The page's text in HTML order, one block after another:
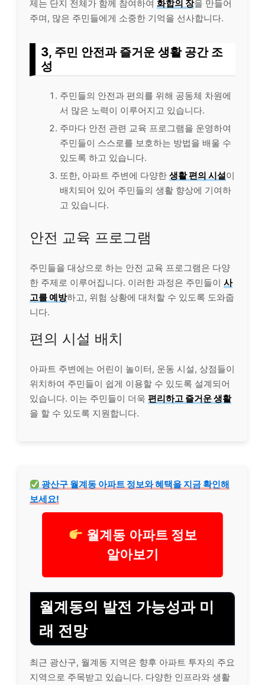
제는 단지 전체가 함께 참여하여 화합의 장을 만들어
주며, 많은 주민들에게 소중한 기억을 선사합니다.
3, 주민 안전과 즐거운 생활 공간 조
성
주민들의 안전과 편의를 위해 공동체 차원에
서 많은 노력이 이루어지고 있습니다.
주마다 안전 관련 교육 프로그램을 운영하여
주민들이 스스로를 보호하는 방법을 배울 수
있도록 하고 있습니다.
또한, 아파트 주변에 다양한 생활 편의 시설이
배치되어 있어 주민들의 생활 향상에 기여하
고 있습니다.
안전 교육 프로그램
주민들을 대상으로 하는 안전 교육 프로그램은 다양
한 주제로 이루어집니다. 이러한 과정은 주민들이 사
고를 예방하고, 위험 상황에 대처할 수 있도록 도와줍
니다.
편의 시설 배치
아파트 주변에는 어린이 놀이터, 운동 시설, 상점들이
위치하여 주민들이 쉽게 이용할 수 있도록 설계되어
있습니다. 이는 주민들이 더욱 편리하고 즐거운 생활
을 할 수 있도록 지원합니다.
광산구 월계동 아파트 정보와 혜택을 지금 확인해
보세요!
월계동 아파트 정보
알아보기
월계동의 발전 가능성과 미
래 전망
최근 광산구, 월계동 지역은 향후 아파트 투자의 주요
지역으로 주목받고 있습니다. 다양한 인프라와 생활